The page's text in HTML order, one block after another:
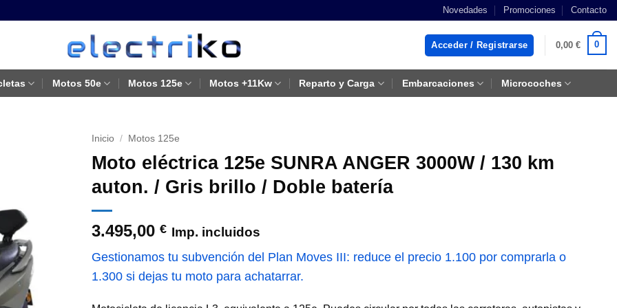
Novedades Promociones Contacto
Acceder / Registrarse 0,00 € 0
Motos 50e Motos 125e Motos +11Kw Reparto y Carga Embarcaciones Microcoches
Inicio / Motos 125e
Moto eléctrica 125e SUNRA ANGER 3000W / 130 km
auton. / Gris brillo / Doble batería
3.495,00€ Imp. incluidos
Gestionamos tu subvención del Plan Moves III: reduce el precio 1.100 por comprarla o
1.300 si dejas tu moto para achatarrar.